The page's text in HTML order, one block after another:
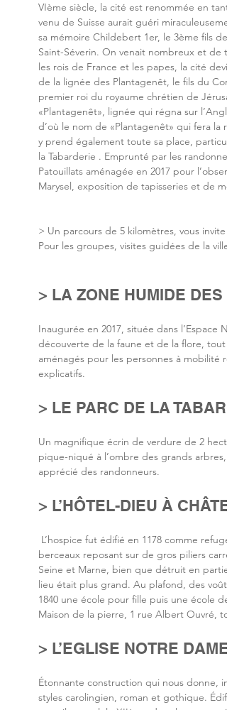
VIème siècle, la cité est renommée en
venu de Suisse aurait guéri
sa mémoire Childebert 1er, le 3ème fils
Saint-Séverin. On venait nombreux et
les rois de France et les papes, la cité
de la lignée des Plantagenêt, le fils du
premier roi du royaume chrétien de
«Plantagenêt», lignée qui régna sur
d’où le nom de «Plantagenêt» qui fera
y prend également toute sa place,
la Tabarderie . Emprunté par les
Patouillats aménagée en 2017 pour
Marysel, exposition de tapisseries et de
> Un parcours de 5 kilomètres, vous
Pour les groupes, visites guidées de la
> LA ZONE HUMIDE
Inaugurée en 2017, située dans
découverte de la faune et de la flore,
aménagés pour les personnes à
explicatifs.
> LE PARC DE LA
Un magnifique écrin de verdure de 2
pique-niqué à l’ombre des grands
apprécié des randonneurs.
> L’HÔTEL-DIEU À
L’hospice fut édifié en 1178 comme
berceaux reposant sur de gros piliers
Seine et Marne, bien que détruit en
lieu était plus grand. Au plafond, des
1840 une école pour fille puis une école
Maison de la pierre, 1 rue Albert Ouvré,
> L’EGLISE NOTRE
Étonnante construction qui nous donne,
styles carolingien, roman et gothique.